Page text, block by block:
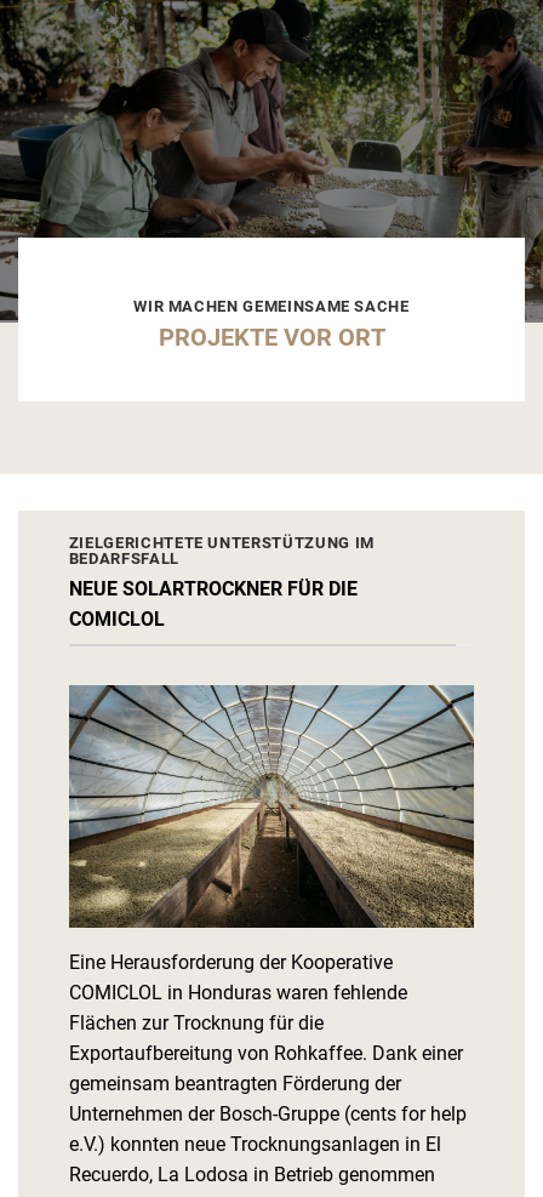
WIR MACHEN GEMEINSAME SACHE
PROJEKTE VOR ORT
ZIELGERICHTETE UNTERSTÜTZUNG IM
BEDARFSFALL
NEUE SOLARTROCKNER FÜR DIE
COMICLOL
Eine Herausforderung der Kooperative
COMICLOL in Honduras waren fehlende
Flächen zur Trocknung für die
Exportaufbereitung von Rohkaffee. Dank einer
gemeinsam beantragten Förderung der
Unternehmen der Bosch-Gruppe (cents for help
e.V.) konnten neue Trocknungsanlagen in El
Recuerdo, La Lodosa in Betrieb genommen